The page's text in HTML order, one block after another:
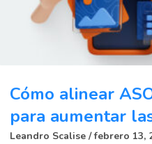
Cómo alinear
para aumentar
Leandro Scalise febrero 13,